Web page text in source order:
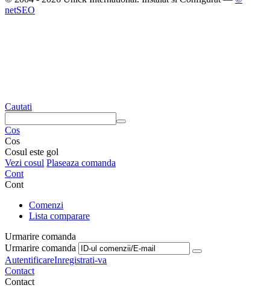
netSEO
Cautati
Cos
Cos
Cosul este gol
Vezi cosul Plaseaza comanda
Cont
Cont
Comenzi
Lista comparare
Urmarire comanda
Urmarire comanda
AutentificareInregistrati-va
Contact
Contact